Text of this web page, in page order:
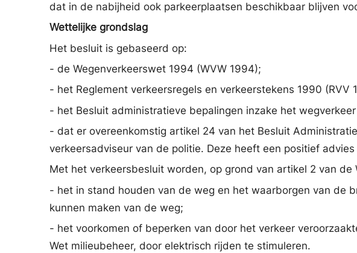
dat in de nabijheid ook parkeerplaatsen beschikbaar blijven
Wettelijke grondslag
Het besluit is gebaseerd op:
- de Wegenverkeerswet 1994 (WVW 1994);
- het Reglement verkeersregels en verkeerstekens 1990 (RVV
- het Besluit administratieve bepalingen inzake het wegverkeer
- dat er overeenkomstig artikel 24 van het Besluit
verkeersadviseur van de politie. Deze heeft een positief
Met het verkeersbesluit worden, op grond van artikel 2 van
- het in stand houden van de weg en het waarborgen van de
kunnen maken van de weg;
- het voorkomen of beperken van door het verkeer
Wet milieubeheer, door elektrisch rijden te stimuleren.